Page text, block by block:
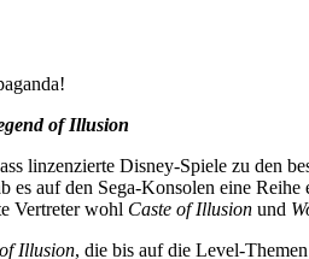
of Illusion
linzenzierte Disney-Spiele zu den
es auf den Sega-Konsolen eine
Vertreter wohl Caste of Illusion und
Illusion, die bis auf die Level-